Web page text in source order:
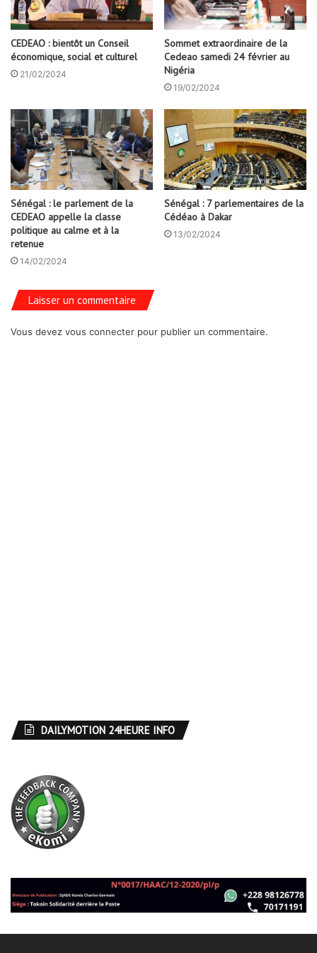
CEDEAO : bientôt un Conseil
économique, social et culturel
21/02/2024
Sommet extraordinaire de la
Cedeao samedi 24 février au
Nigéria
19/02/2024
Sénégal : le parlement de la
CEDEAO appelle la classe
politique au calme et à la
retenue
14/02/2024
Sénégal : 7 parlementaires de la
Cédéao à Dakar
13/02/2024
Laisser un commentaire
Vous devez vous connecter pour publier un commentaire.
DAILYMOTION 24HEURE INFO